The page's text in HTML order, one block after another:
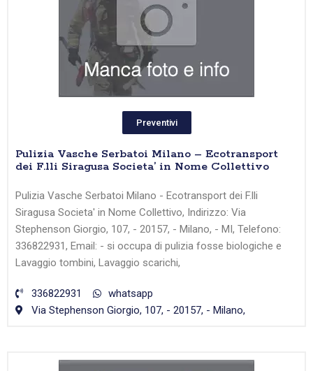
Preventivi
Pulizia Vasche Serbatoi Milano – Ecotransport
dei F.lli Siragusa Societa’ in Nome Collettivo
Pulizia Vasche Serbatoi Milano - Ecotransport dei F.lli
Siragusa Societa' in Nome Collettivo, Indirizzo: Via
Stephenson Giorgio, 107, - 20157, - Milano, - MI, Telefono:
336822931, Email: - si occupa di pulizia fosse biologiche e
Lavaggio tombini, Lavaggio scarichi,
336822931
whatsapp
Via Stephenson Giorgio, 107, - 20157, - Milano,